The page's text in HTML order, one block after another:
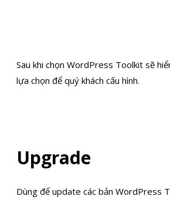
Sau khi chọn WordPress Toolkit sẽ
lựa chọn để quý khách cấu hình.
Upgrade
Dùng để update các bản WordPress